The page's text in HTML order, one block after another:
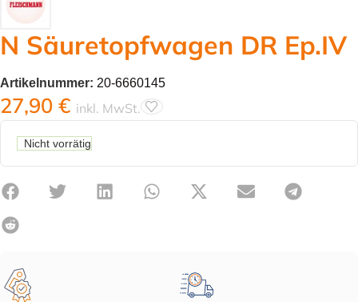
N Säuretopfwagen DR Ep.IV
Artikelnummer: 20-6660145
27,90 € inkl. MwSt.
Nicht vorrätig